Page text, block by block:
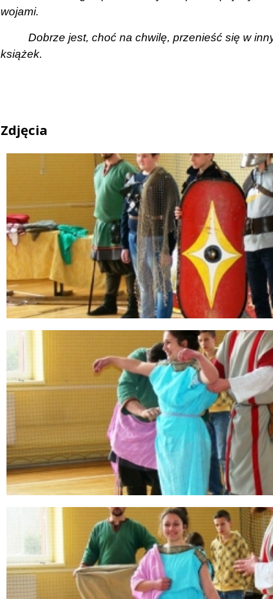
wojami.
Dobrze jest, choć na chwilę, przenieść się w
książek.
Zdjęcia